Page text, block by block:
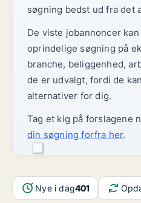
søgning bedst ud fra det
De viste jobannoncer
oprindelige søgning på
branche, beliggenhed,
de er udvalgt, fordi de
alternativer for dig.
Tag et kig på forslagene
din søgning forfra her.
Nye i dag401